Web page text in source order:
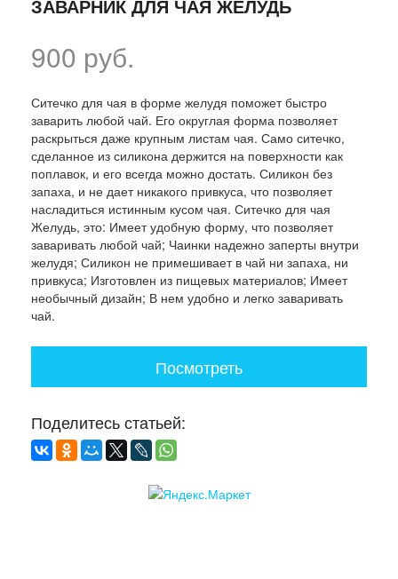
ЗАВАРНИК ДЛЯ ЧАЯ ЖЕЛУДЬ
900 руб.
Ситечко для чая в форме желудя поможет быстро
заварить любой чай. Его округлая форма позволяет
раскрыться даже крупным листам чая. Само ситечко,
сделанное из силикона держится на поверхности как
поплавок, и его всегда можно достать. Силикон без
запаха, и не дает никакого привкуса, что позволяет
насладиться истинным кусом чая. Ситечко для чая
Желудь, это: Имеет удобную форму, что позволяет
заваривать любой чай; Чаинки надежно заперты внутри
желудя; Силикон не примешивает в чай ни запаха, ни
привкуса; Изготовлен из пищевых материалов; Имеет
необычный дизайн; В нем удобно и легко заваривать
чай.
Посмотреть
Поделитесь статьей: